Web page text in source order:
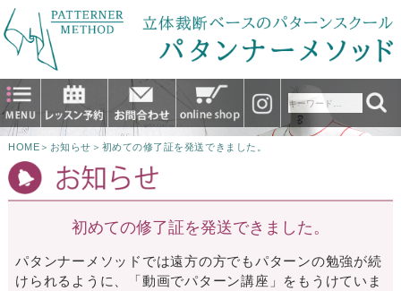
HOME ＞ お知らせ ＞ 初めての修了証を発送できました。
初めての修了証を発送できました。
パタンナーメソッドでは遠方の方でもパターンの勉強が続
けられるように、「動画でパターン講座」をもうけていま